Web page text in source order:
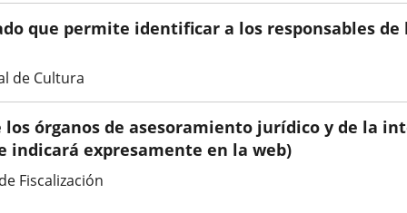
que permite identificar a los responsables
de Cultura
órganos de asesoramiento jurídico y de la
indicará expresamente en la web)
Fiscalización